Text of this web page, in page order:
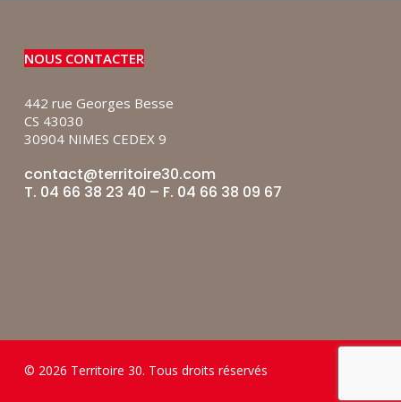
NOUS CONTACTER
442 rue Georges Besse
CS 43030
30904 NIMES CEDEX 9
contact@territoire30.com
T. 04 66 38 23 40 – F. 04 66 38 09 67
© 2026 Territoire 30. Tous droits réservés